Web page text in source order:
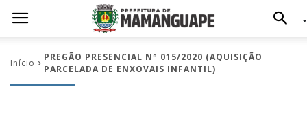
Início
PREGÃO PRESENCIAL Nº 015/2020 (AQUISIÇÃO
PARCELADA DE ENXOVAIS INFANTIL)